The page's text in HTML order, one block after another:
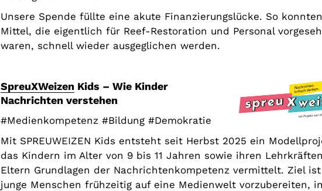
Unsere Spende füllte eine akute Finanzierungslücke. So konnten
Mittel, die eigentlich für Reef-Restoration und Personal
waren, schnell wieder ausgeglichen werden.
SpreuXWeizen Kids – Wie Kinder
Nachrichten verstehen
#Medienkompetenz #Bildung #Demokratie
Mit SPREUWEIZEN Kids entsteht seit Herbst 2025 ein
das Kindern im Alter von 9 bis 11 Jahren sowie ihren
Eltern Grundlagen der Nachrichtenkompetenz vermittelt. Ziel ist
junge Menschen frühzeitig auf eine Medienwelt vorzubereiten,